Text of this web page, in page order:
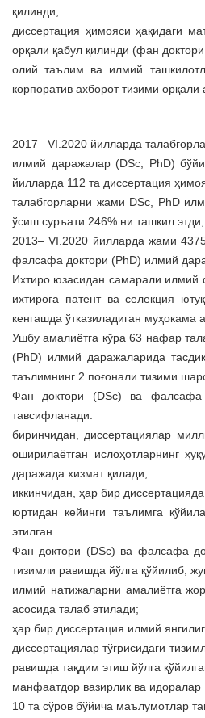
қилинди;
диссертация ҳимояси ҳақидаги
орқали қабул қилинди (фан
олий таълим ва илмий
корпоратив ахборот тизими
2017– VI.2020 йилларда
илмий даражалар (DSc, PhD)
йилларда 112 та диссертация
талабгорларни жами DSc, PhD
ўсиш суръати 246% ни ташкил этди;
2013– VI.2020 йилларда жами
фалсафа доктори (PhD) илмий
Ихтиро юзасидан самарали илмий
ихтирога патент ва селекция
кенгашда ўтказиладиган
Ушбу амалиётга кўра 63 нафар
(PhD) илмий даражаларида
таълимнинг 2 поғонали тизими
Фан доктори (DSc) ва фалсафа
тавсифланади:
биринчидан, диссертациялар
оширилаётган ислоҳотларнинг
даражада хизмат қилади;
иккинчидан, ҳар бир
юртидан кейинги таълимга
этилган.
Фан доктори (DSc) ва фалсафа
тизимли равишда йўлга қўйилиб,
илмий натижаларни амалиётга
асосида талаб этилади;
ҳар бир диссертация илмий
диссертациялар тўғрисидаги
равишда тақдим этиш йўлга
манфаатдор вазирлик ва
10 та сўров бўйича маълумотлар